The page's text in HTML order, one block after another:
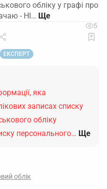
обліку у графі про
- НІ…
5
ЕКСПЕРТ
яка
записах списку
обліку
персонального… Ще
облік